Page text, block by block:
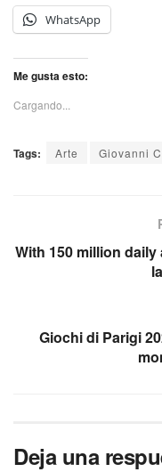
WhatsApp
Me gusta esto:
Cargando...
Tags: Arte Giovanni
With 150 million
Giochi di Parigi
Deja una